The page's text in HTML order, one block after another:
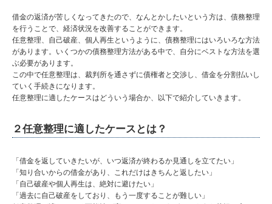
借金の返済が苦しくなってきたので、なんとかしたいという方は、債務整理
を行うことで、経済状況を改善することができます。
任意整理、自己破産、個人再生というように、債務整理にはいろいろな方法
があります。いくつかの債務整理方法がある中で、自分にベストな方法を選
ぶ必要があります。
この中で任意整理は、裁判所を通さずに債権者と交渉し、借金を分割払いし
ていく手続きになります。
任意整理に適したケースはどういう場合か、以下で紹介していきます。
２任意整理に適したケースとは？
「借金を返していきたいが、いつ返済が終わるか見通しを立てたい」
「知り合いからの借金があり、これだけはきちんと返したい」
「自己破産や個人再生は、絶対に避けたい」
「過去に自己破産をしており、もう一度することが難しい」